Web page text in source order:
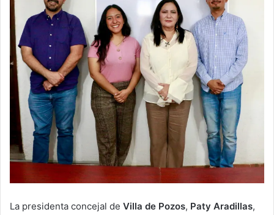
La presidenta concejal de Villa de Pozos, Paty Aradillas,